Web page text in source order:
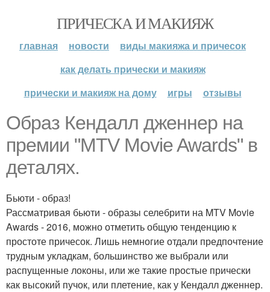
ПРИЧЕСКА И МАКИЯЖ
главная новости
виды макияжа и причесок
как делать прически и макияж
прически и макияж на дому
игры отзывы
Образ Кендалл дженнер на
премии "MTV Movie Awards" в
деталях.
Бьюти - образ!
Рассматривая бьюти - образы селебрити на MTV Movie
Awards - 2016, можно отметить общую тенденцию к
простоте причесок. Лишь немногие отдали предпочтение
трудным укладкам, большинство же выбрали или
распущенные локоны, или же такие простые прически
как высокий пучок, или плетение, как у Кендалл дженнер.